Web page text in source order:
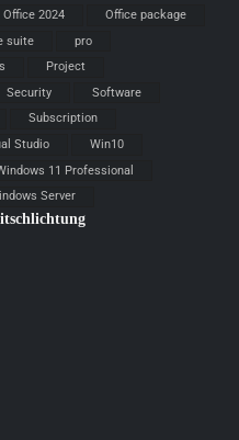
Office 2024
Office package
suite
pro
Project
Security
Software
Subscription
Studio
Win10
11 Professional
Server